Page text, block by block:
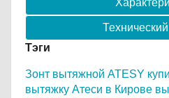
Тэги
Зонт вытяжной ATESY
вытяжку Атеси в Кирове